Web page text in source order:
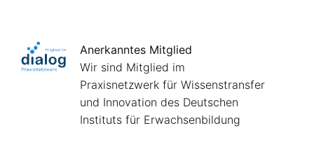
Anerkanntes Mitglied
Wir sind Mitglied im
Praxisnetzwerk für Wissenstransfer
und Innovation des Deutschen
Instituts für Erwachsenbildung